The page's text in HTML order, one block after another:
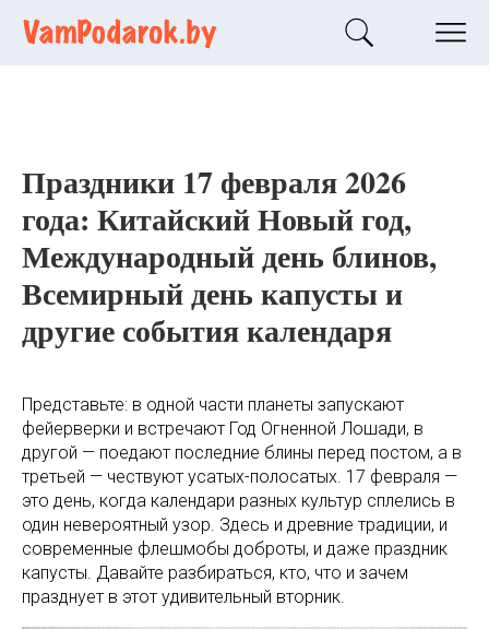
Праздники 17 февраля 2026
года: Китайский Новый год,
Международный день блинов,
Всемирный день капусты и
другие события календаря
Представьте: в одной части планеты запускают
фейерверки и встречают Год Огненной Лошади, в
другой — поедают последние блины перед постом, а в
третьей — чествуют усатых-полосатых. 17 февраля —
это день, когда календари разных культур сплелись в
один невероятный узор. Здесь и древние традиции, и
современные флешмобы доброты, и даже праздник
капусты. Давайте разбираться, кто, что и зачем
празднует в этот удивительный вторник.